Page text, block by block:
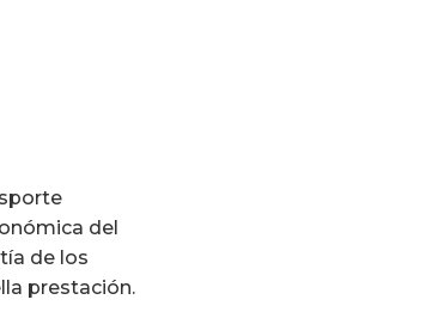
del
de los
prestación.